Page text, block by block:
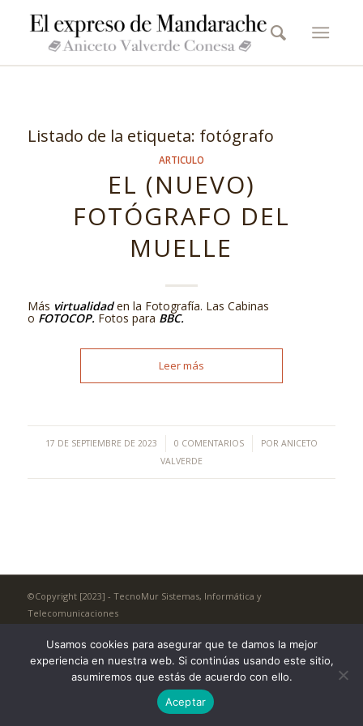
Listado de la etiqueta: fotógrafo
ARTICULO
EL (NUEVO)
FOTÓGRAFO DEL
MUELLE
Más virtualidaden la Fotografía. Las Cabinas
o FOTOCOP. Fotos para BBC.
Leer más
17 DE SEPTIEMBRE DE 2023
/ 0 COMENTARIOS
/ POR ANICETO
VALVERDE
©Copyright [2023] - TecnoMur Sistemas, Informática y
Telecomunicaciones
Usamos cookies para asegurar que te damos la mejor
experiencia en nuestra web. Si continúas usando este sitio,
asumiremos que estás de acuerdo con ello.
Aceptar